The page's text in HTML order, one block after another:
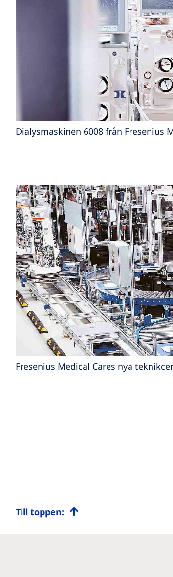
Dialysmaskinen 6008 från Fresenius
Fresenius Medical Cares nya
Till toppen: